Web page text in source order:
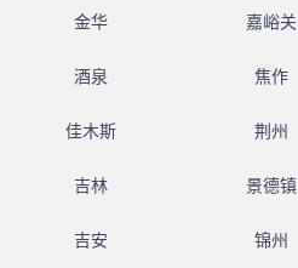
金华 嘉峪关
酒泉 焦作
佳木斯 荆州
吉林 景德镇
吉安 锦州